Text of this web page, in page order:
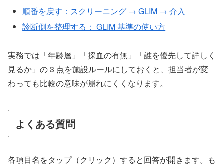
順番を戻す：スクリーニング → GLIM → 介入
診断側を整理する： GLIM 基準の使い方
実務では「年齢層」「採血の有無」「誰を優先して詳しく
見るか」の 3 点を施設ルールにしておくと、担当者が変
わっても比較の意味が崩れにくくなります。
よくある質問
各項目名をタップ（クリック）すると回答が開きます。も